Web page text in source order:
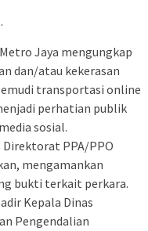
Jaya mengungkap
dan/atau kekerasan
transportasi online
perhatian publik
sosial.
PPA/PPO
mengamankan
bukti terkait perkara.
Kepala Dinas
Pengendalian